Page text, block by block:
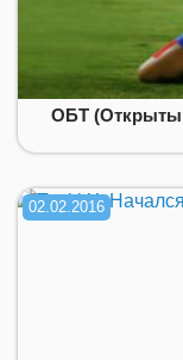
ОБТ
02.02.2016